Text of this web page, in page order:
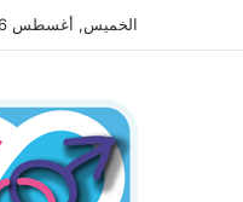
الخميس, أغسطس 6 2026